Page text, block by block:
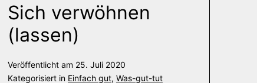
Sich verwöhnen
(lassen)
Veröffentlicht am 25. Juli 2020
Kategorisiert in Einfach gut, Was-gut-tut